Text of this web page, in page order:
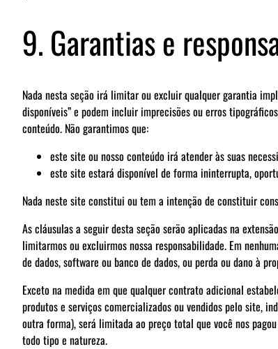
9. Garantias e
Nada nesta seção irá limitar ou excluir qualquer garantia
disponíveis” e podem incluir imprecisões ou erros
conteúdo. Não garantimos que:
este site ou nosso conteúdo irá atender às suas
este site estará disponível de forma ininterrupta,
Nada neste site constitui ou tem a intenção de constituir
As cláusulas a seguir desta seção serão aplicadas na
limitarmos ou excluirmos nossa responsabilidade. Em
de dados, software ou banco de dados, ou perda ou dano à
Exceto na medida em que qualquer contrato adicional
produtos e serviços comercializados ou vendidos pelo site,
outra forma), será limitada ao preço total que você nos
todo tipo e natureza.